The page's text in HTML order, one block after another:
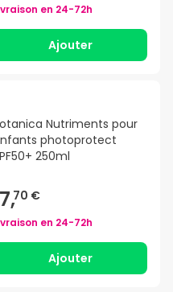
en 24-72h
Ajouter
Nutriments pour
photoprotect
250ml
70 €
en 24-72h
Ajouter